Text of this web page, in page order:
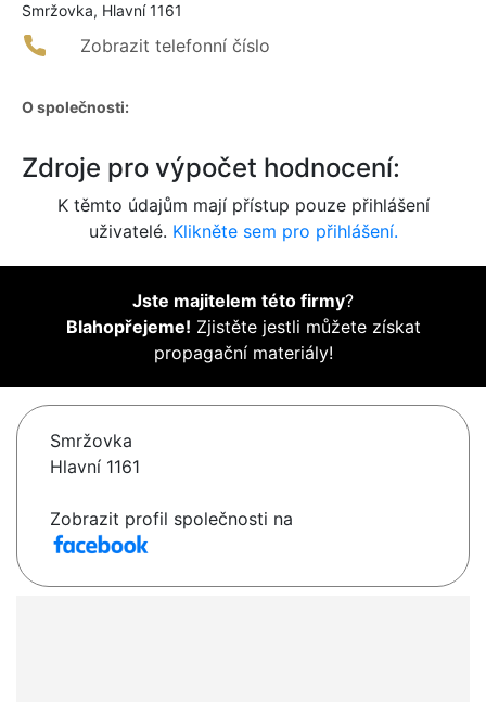
Smržovka, Hlavní 1161
Zobrazit telefonní číslo
O společnosti:
Zdroje pro výpočet hodnocení:
K těmto údajům mají přístup pouze přihlášení
uživatelé. Klikněte sem pro přihlášení.
Jste majitelem této firmy?
Blahopřejeme! Zjistěte jestli můžete získat
propagační materiály!
Smržovka
Hlavní 1161
Zobrazit profil společnosti na